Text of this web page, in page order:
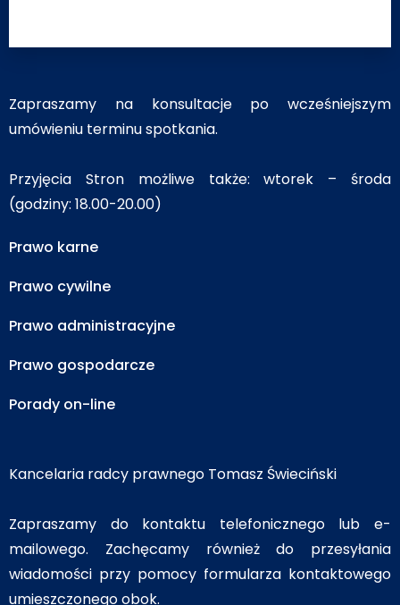
Zapraszamy na konsultacje po wcześniejszym
umówieniu terminu spotkania.
Przyjęcia Stron możliwe także: wtorek – środa
(godziny: 18.00-20.00)
Prawo karne
Prawo cywilne
Prawo administracyjne
Prawo gospodarcze
Porady on-line
Kancelaria radcy prawnego Tomasz Świeciński
Zapraszamy do kontaktu telefonicznego lub e-
mailowego. Zachęcamy również do przesyłania
wiadomości przy pomocy formularza kontaktowego
umieszczonego obok.